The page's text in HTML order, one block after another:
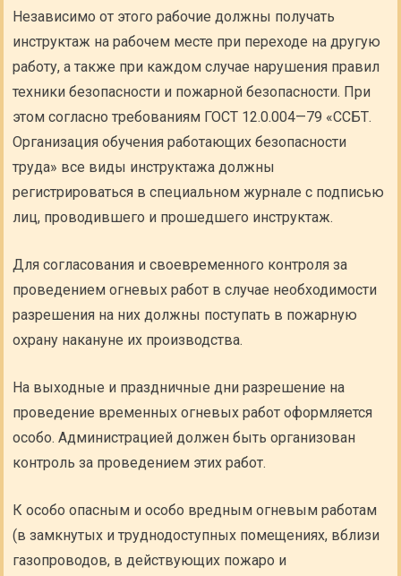
Независимо от этого рабочие должны получать
инструктаж на рабочем месте при переходе на другую
работу, а также при каждом случае нарушения правил
техники безопасности и пожарной безопасности. При
этом согласно требованиям ГОСТ 12.0.004—79 «ССБТ.
Организация обучения работающих безопасности
труда» все виды инструктажа должны
регистрироваться в специальном журнале с подписью
лиц, проводившего и прошедшего инструктаж.
Для согласования и своевременного контроля за
проведением огневых работ в случае необходимости
разрешения на них должны поступать в пожарную
охрану накануне их производства.
На выходные и праздничные дни разрешение на
проведение временных огневых работ оформляется
особо. Администрацией должен быть организован
контроль за проведением этих работ.
К особо опасным и особо вредным огневым работам
(в замкнутых и труднодоступных помещениях, вблизи
газопроводов, в действующих пожаро и